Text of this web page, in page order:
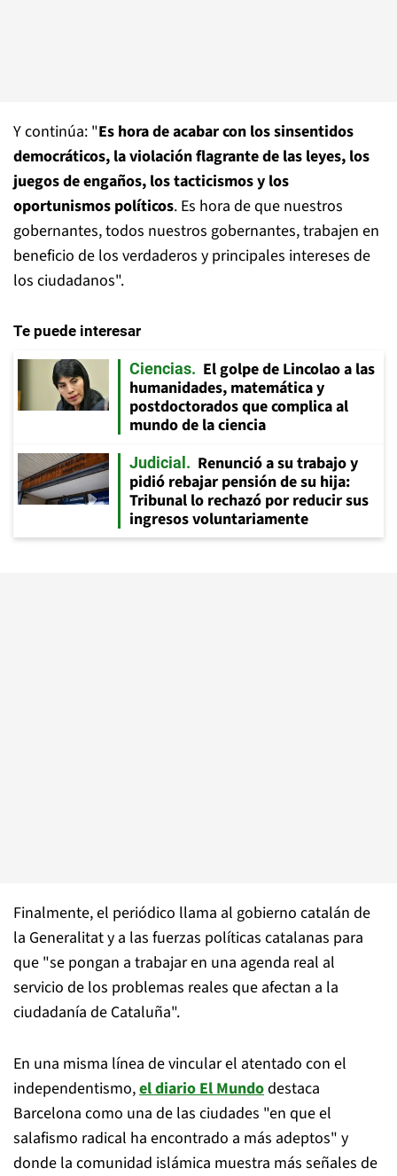
Y continúa: "Es hora de acabar con los sinsentidos
democráticos, la violación flagrante de las leyes, los
juegos de engaños, los tacticismos y los
oportunismos políticos. Es hora de que nuestros
gobernantes, todos nuestros gobernantes, trabajen en
beneficio de los verdaderos y principales intereses de
los ciudadanos".
Te puede interesar
Ciencias
El golpe de Lincolao a las
humanidades, matemática y
postdoctorados que complica al
mundo de la ciencia
Judicial
Renunció a su trabajo y
pidió rebajar pensión de su hija:
Tribunal lo rechazó por reducir sus
ingresos voluntariamente
Finalmente, el periódico llama al gobierno catalán de
la Generalitat y a las fuerzas políticas catalanas para
que "se pongan a trabajar en una agenda real al
servicio de los problemas reales que afectan a la
ciudadanía de Cataluña".
En una misma línea de vincular el atentado con el
independentismo,el diario El Mundodestaca
Barcelona como una de las ciudades "en que el
salafismo radical ha encontrado a más adeptos" y
donde la comunidad islámica muestra más señales de